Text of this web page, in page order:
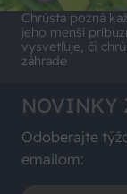
Chrústa pozná
jeho menší
vysvetľuje, či
záhrade
NOVINKY
Odoberajte
emailom: